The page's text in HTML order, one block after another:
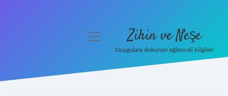
menüyü
Zihin ve Neşe
Duygulara dokunan eğlenceli bilgiler!